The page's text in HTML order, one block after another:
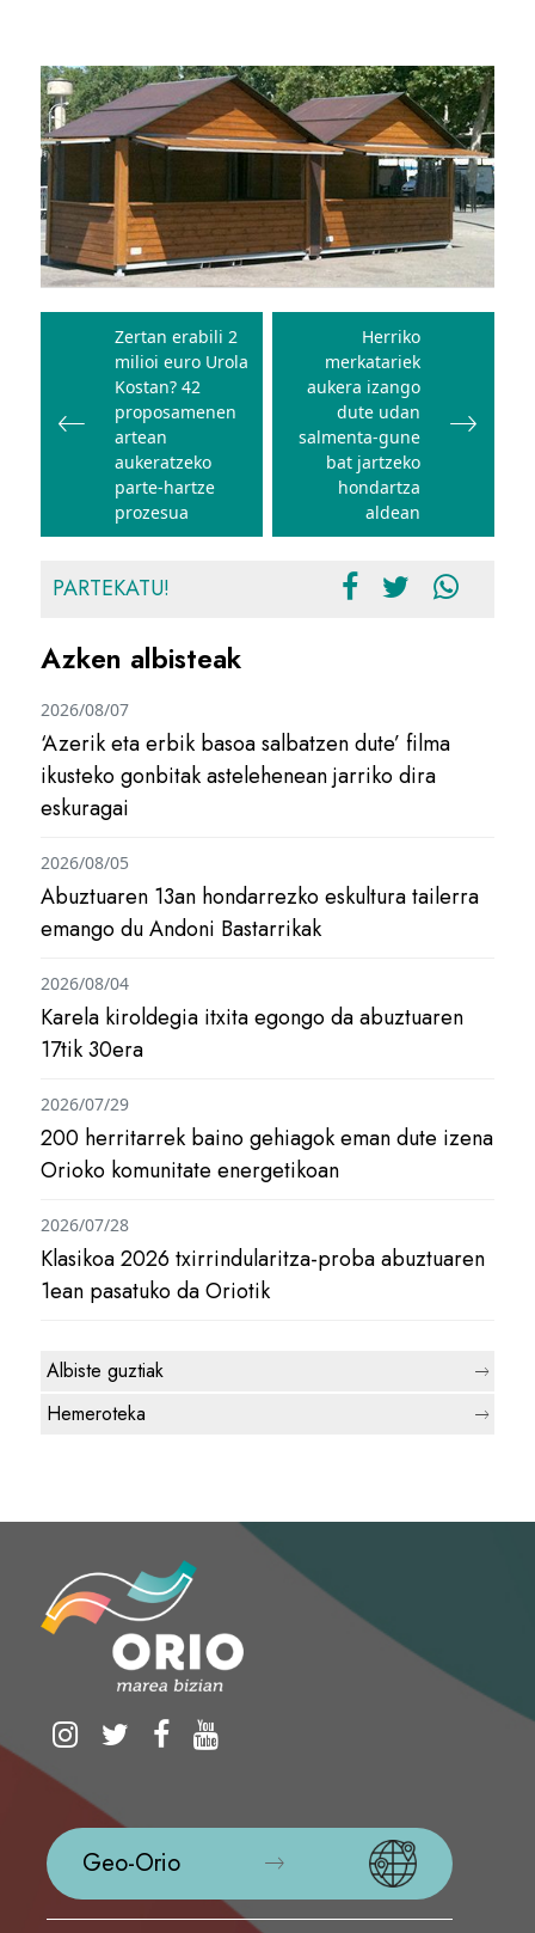
Bidalketetan
zehar
nabigatu
Zertan erabili 2
milioi euro Urola
Kostan? 42
proposamenen
artean
aukeratzeko
parte-hartze
prozesua
Herriko
merkatariek
aukera izango
dute udan
salmenta-gune
bat jartzeko
hondartza
aldean
PARTEKATU!
Azken albisteak
‘Azerik eta erbik basoa salbatzen dute’ filma
ikusteko gonbitak astelehenean jarriko dira
eskuragai
2026/08/07
Abuztuaren 13an hondarrezko eskultura tailerra
emango du Andoni Bastarrikak
2026/08/05
Karela kiroldegia itxita egongo da abuztuaren
17tik 30era
2026/08/04
200 herritarrek baino gehiagok eman dute izena
Orioko komunitate energetikoan
2026/07/29
Klasikoa 2026 txirrindularitza-proba abuztuaren
1ean pasatuko da Oriotik
2026/07/28
Albiste guztiak
Hemeroteka
Geo-Orio